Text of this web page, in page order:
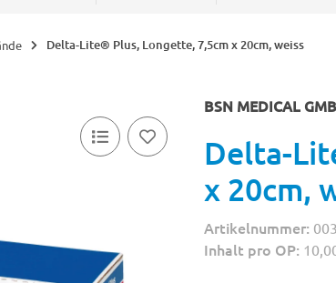
Delta-Lite® Plus, Longette, 7,5cm x 20cm, weiss
BSN MEDICAL
Delta-
x 20cm,
Artikelnummer:
Inhalt pro OP: